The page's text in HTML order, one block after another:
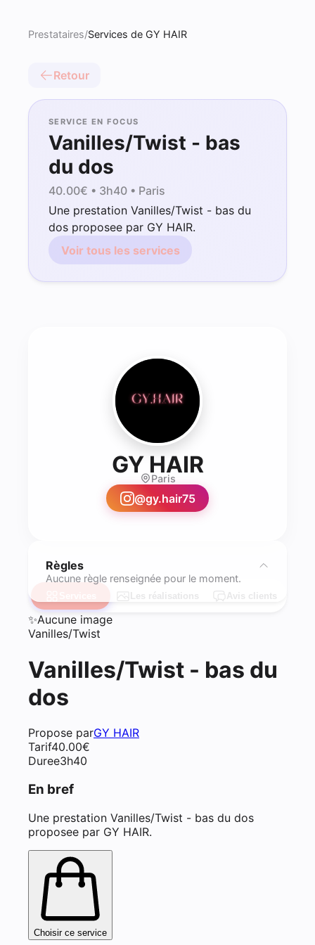
Prestataires/Services de GY HAIR
Retour
SERVICE EN FOCUS
Vanilles/Twist - bas
du dos
40.00€ • 3h40 • Paris
Une prestation Vanilles/Twist - bas du
dos proposee par GY HAIR.
Voir tous les services
GY HAIR- Coiffure
Paris
@gy.hair75
Règles
Aucune règle renseignée pour le moment.
Les réalisations Avis clients
✨Aucune image
Vanilles/Twist
Vanilles/Twist - bas du
dos
Propose parGY HAIR
Tarif40.00€
Duree3h40
En bref
Une prestation Vanilles/Twist - bas du dos
proposee par GY HAIR.
Choisir ce service